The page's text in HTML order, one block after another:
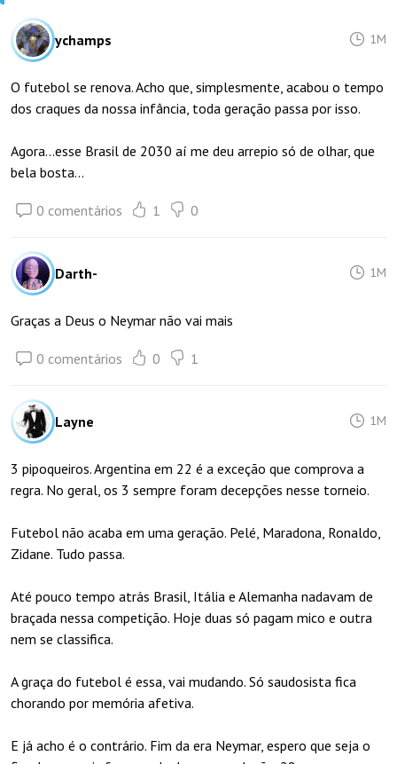
ychamps 1M
O futebol se renova. Acho que, simplesmente, acabou o tempo
dos craques da nossa infância, toda geração passa por isso.
Agora...esse Brasil de 2030 aí me deu arrepio só de olhar, que
bela bosta...
0 comentários 1 0
Darth- 1M
Graças a Deus o Neymar não vai mais
0 comentários 0 1
Layne 1M
3 pipoqueiros. Argentina em 22 é a exceção que comprova a
regra. No geral, os 3 sempre foram decepções nesse torneio.
Futebol não acaba em uma geração. Pelé, Maradona, Ronaldo,
Zidane. Tudo passa.
Até pouco tempo atrás Brasil, Itália e Alemanha nadavam de
braçada nessa competição. Hoje duas só pagam mico e outra
nem se classifica.
A graça do futebol é essa, vai mudando. Só saudosista fica
chorando por memória afetiva.
E já acho é o contrário. Fim da era Neymar, espero que seja o